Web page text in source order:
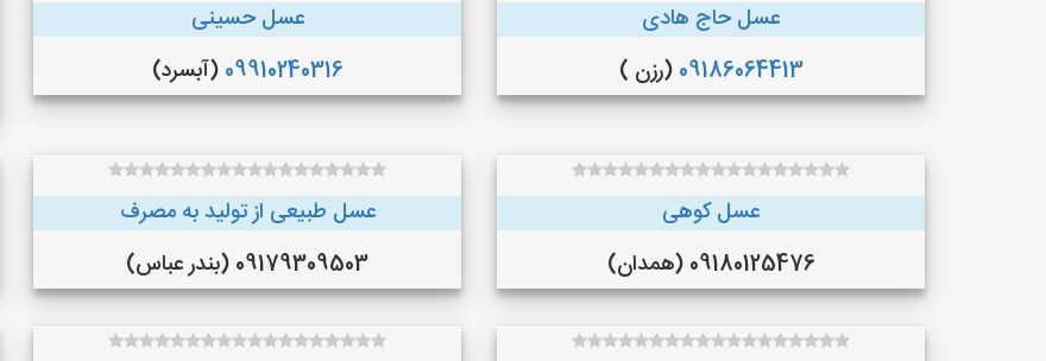
عسل حاج هادی
09186064413 (رزن )
عسل حسینی
09910240316 (آبسرد)
عسل کوهی
09180125476 (همدان)
عسل طبیعی از تولید به مصرف
09179309503 (بندر عباس)